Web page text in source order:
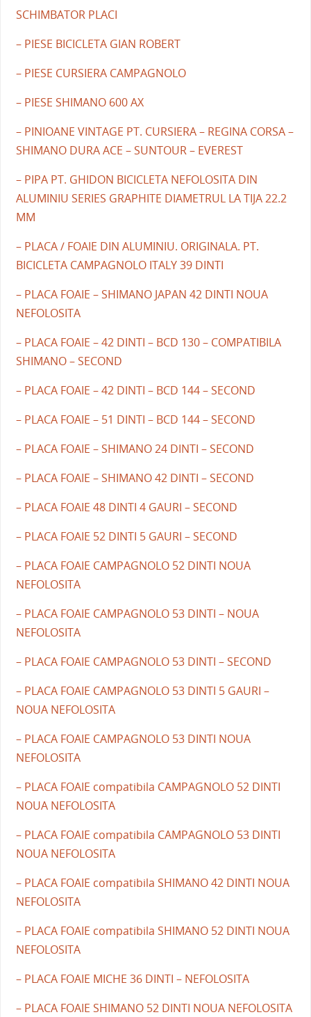
SCHIMBATOR PLACI
– PIESE BICICLETA GIAN ROBERT
– PIESE CURSIERA CAMPAGNOLO
– PIESE SHIMANO 600 AX
– PINIOANE VINTAGE PT. CURSIERA – REGINA CORSA –
SHIMANO DURA ACE – SUNTOUR – EVEREST
– PIPA PT. GHIDON BICICLETA NEFOLOSITA DIN
ALUMINIU SERIES GRAPHITE DIAMETRUL LA TIJA 22.2
MM
– PLACA / FOAIE DIN ALUMINIU. ORIGINALA. PT.
BICICLETA CAMPAGNOLO ITALY 39 DINTI
– PLACA FOAIE – SHIMANO JAPAN 42 DINTI NOUA
NEFOLOSITA
– PLACA FOAIE – 42 DINTI – BCD 130 – COMPATIBILA
SHIMANO – SECOND
– PLACA FOAIE – 42 DINTI – BCD 144 – SECOND
– PLACA FOAIE – 51 DINTI – BCD 144 – SECOND
– PLACA FOAIE – SHIMANO 24 DINTI – SECOND
– PLACA FOAIE – SHIMANO 42 DINTI – SECOND
– PLACA FOAIE 48 DINTI 4 GAURI – SECOND
– PLACA FOAIE 52 DINTI 5 GAURI – SECOND
– PLACA FOAIE CAMPAGNOLO 52 DINTI NOUA
NEFOLOSITA
– PLACA FOAIE CAMPAGNOLO 53 DINTI – NOUA
NEFOLOSITA
– PLACA FOAIE CAMPAGNOLO 53 DINTI – SECOND
– PLACA FOAIE CAMPAGNOLO 53 DINTI 5 GAURI –
NOUA NEFOLOSITA
– PLACA FOAIE CAMPAGNOLO 53 DINTI NOUA
NEFOLOSITA
– PLACA FOAIE compatibila CAMPAGNOLO 52 DINTI
NOUA NEFOLOSITA
– PLACA FOAIE compatibila CAMPAGNOLO 53 DINTI
NOUA NEFOLOSITA
– PLACA FOAIE compatibila SHIMANO 42 DINTI NOUA
NEFOLOSITA
– PLACA FOAIE compatibila SHIMANO 52 DINTI NOUA
NEFOLOSITA
– PLACA FOAIE MICHE 36 DINTI – NEFOLOSITA
– PLACA FOAIE SHIMANO 52 DINTI NOUA NEFOLOSITA